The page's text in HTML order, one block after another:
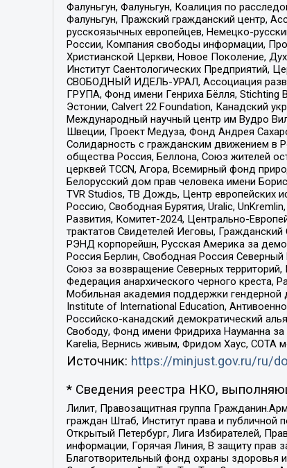
Фалуньгун, Фалуньгун, Коалиция по
Фалуньгун, Пражский гражданский центр,
русскоязычных европейцев, Немецко-
России, Компания свободы информации,
Христианской Церкви, Новое Поколение,
Институт Саентологических Предприятий,
СВОБОДНЫЙ ИДЕЛЬ-УРАЛ, Ассоциация
ГРУПА, Фонд имени Генриха Бёлля, Stichting
Эстонии, Calvert 22 Foundation, Канадский
Международный научный центр им Вудро
Швеции, Проект Медуза, Фонд Андрея
Солидарность с гражданским движением в
общества Россия, Беллона, Союз жителей
церквей TCCN, Агора, Всемирный фонд
Белорусский дом прав человека имени
TVR Studios, ТВ Дождь, Центр европейских
Россию, Свободная Бурятия, Uralic,
Развития, Комитет-2024, Центрально-
трактатов Свидетелей Иеговы,
РЭНД корпорейшн, Русская Америка за
Россия Берлин, Свободная Россия
Союз за возвращение Северных
Федерация анархического черного креста,
Мобильная академия поддержки гендерной
Institute of International Education,
Российско-канадский демократический
Свободу, Фонд имени Фридриха Науманна за
Karelia, Вернись живым, Фридом Хаус, СОТА
Источник: https://minjust.gov.ru/ru/
* Сведения реестра НКО,
Лилит, Правозащитная группа
граждан Штаб, Институт права и
Открытый Петербург, Лига Избирателей,
информации, Горячая Линия, В защиту прав
Благотворительный фонд охраны